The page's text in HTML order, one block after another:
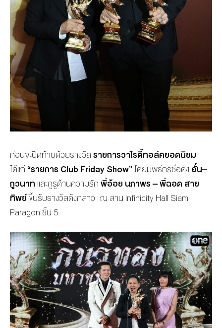
ก่อนจะปิดท้ายด้วยรางวัลรายการวาไรตี้ทอล์คยอดนิยม
ได้แก่ “รายการ Club Friday Show”โดยมีพิธีกรชื่อดัง อั๋น–
ภูวนาท และกูรูด้านความรักพี่อ้อย นภาพร–พี่ฉอด สาย
ทิพย์ขึ้นรับรางวัลดังกล่าว ณ ลาน Infinicity Hall Siam
Paragon ชั้น 5